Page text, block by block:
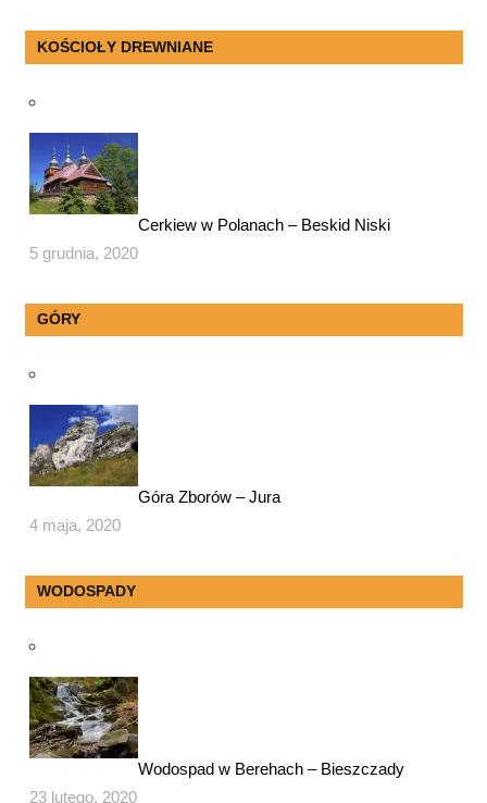
KOŚCIOŁY DREWNIANE
Cerkiew w Polanach – Beskid Niski
5 grudnia, 2020
GÓRY
Góra Zborów – Jura
4 maja, 2020
WODOSPADY
Wodospad w Berehach – Bieszczady
23 lutego, 2020